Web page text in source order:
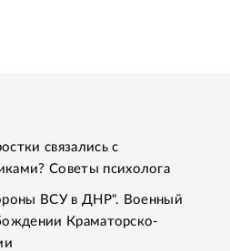
связались с
Советы психолога
ВСУ в ДНР". Военный
Краматорско-